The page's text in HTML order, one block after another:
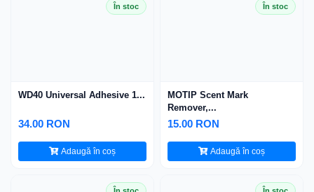
În stoc
WD40 Universal Adhesive 1...
34.00 RON
Adaugă în coș
În stoc
MOTIP Scent Mark
Remover,...
15.00 RON
Adaugă în coș